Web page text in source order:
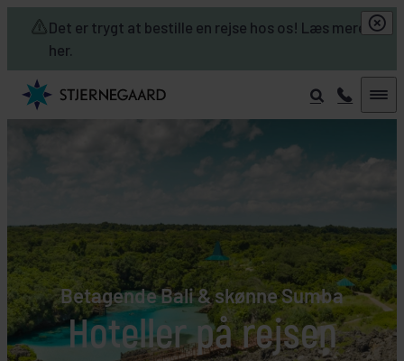
Det er trygt at bestille en rejse hos os! Læs mere
her.
Skip to main content
Betagende Bali & skønne Sumba
Hoteller på rejsen